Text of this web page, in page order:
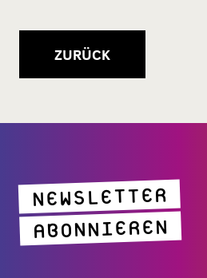
ZURÜCK
NEWSLETTER
ABONNIEREN